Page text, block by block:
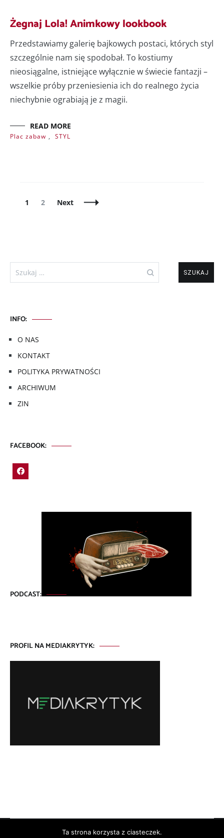
Żegnaj Lola! Animkowy lookbook
Przedstawiamy galerię bajkowych postaci, których styl
szczególnie nam się spodobał. To kostiumy
nieosiągalne, istniejące wyłącznie w świecie fantazji –
wszelkie próby przeniesienia ich do realnego życia
niechybnie ograbiają je z magii.
READ MORE
Plac zabaw , STYL
Posts
Page
1 Page
2 Next
Szukaj:
INFO:
O NAS
KONTAKT
POLITYKA PRYWATNOŚCI
ARCHIWUM
ZIN
FACEBOOK:
PODCAST:
PROFIL NA MEDIAKRYTYK:
Copyright © 2026 . All rights reserved. Theme:
Ta strona korzysta z ciasteczek.